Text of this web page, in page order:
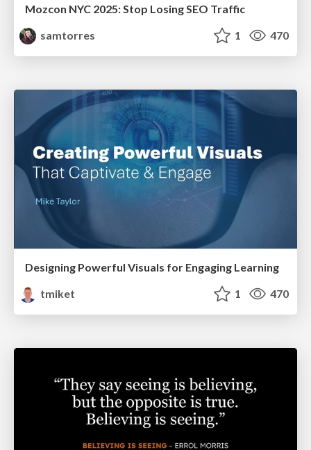
Mozcon NYC 2025: Stop Losing SEO Traffic
samtorres
1 470
Designing Powerful Visuals for Engaging Learning
tmiket
1 470